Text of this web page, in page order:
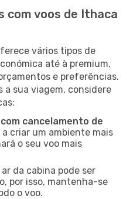
com voos de Ithaca
vários tipos de
até à premium,
e preferências.
a sua viagem, considere
cancelamento de
criar um ambiente mais
o seu voo mais
ar da cabina pode ser
por isso, mantenha-se
o voo.